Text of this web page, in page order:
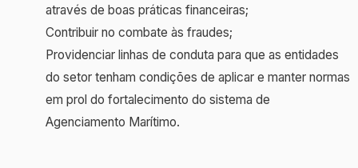
através de boas práticas financeiras;
Contribuir no combate às fraudes;
Providenciar linhas de conduta para que as entidades
do setor tenham condições de aplicar e manter normas
em prol do fortalecimento do sistema de
Agenciamento Marítimo.